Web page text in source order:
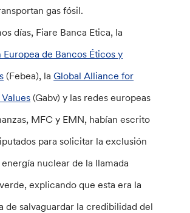
gas fósil.
días, Fiare Banca Etica, la
de Bancos Éticos y
(Febea), laGlobal Alliance for
​​(Gabv) y las redes europeas
MFC y EMN, habían escrito
para solicitar la exclusión
nuclear de la llamada
explicando que esta era la
de salvaguardar la credibilidad del